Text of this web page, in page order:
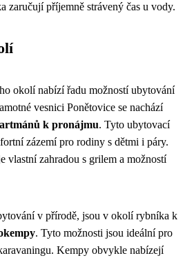
zaručují příjemně strávený čas u vody.
okolí nabízí řadu možností ubytování
vesnici Ponětovice se nachází
k pronájmu. Tyto ubytovací
zázemí pro rodiny s dětmi i páry.
vlastní zahradou s grilem a možností
v přírodě, jsou v okolí rybníka k
. Tyto možnosti jsou ideální pro
Kempy obvykle nabízejí